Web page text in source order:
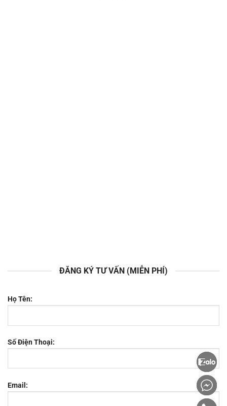
ĐĂNG KÝ TƯ VẤN (MIỄN PHÍ)
Họ Tên:
Số Điện Thoại:
Email: